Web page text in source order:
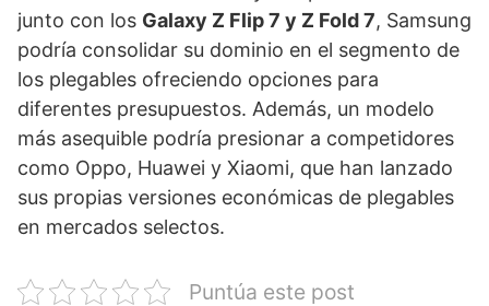
junto con los Galaxy Z Flip 7 y Z Fold 7, Samsung
podría consolidar su dominio en el segmento de
los plegables ofreciendo opciones para
diferentes presupuestos. Además, un modelo
más asequible podría presionar a competidores
como Oppo, Huawei y Xiaomi, que han lanzado
sus propias versiones económicas de plegables
en mercados selectos.
Puntúa este post